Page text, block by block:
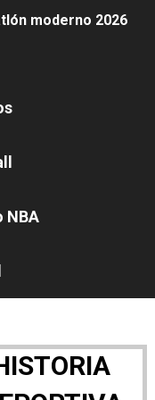
moderno 2026
artística 2026
una
2026 - Playoffs
2026 (París,
Heights ponen fin
NBA